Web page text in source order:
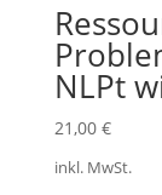
NLPt
21,00 €
inkl. MwSt.